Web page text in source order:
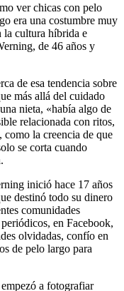
ver chicas con pelo
era una costumbre muy
la cultura híbrida e
de 46 años y
de esa tendencia sobre
más allá del cuidado
nieta, «había algo de
relacionada con ritos,
como la creencia de que
se corta cuando
inició hace 17 años
destinó todo su dinero
comunidades
en Facebook,
olvidadas, confío en
de pelo largo para
a fotografiar